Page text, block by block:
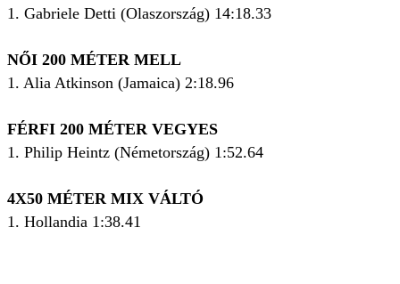
1. Gabriele Detti (Olaszország) 14:18.33
NŐI 200 MÉTER MELL
1. Alia Atkinson (Jamaica) 2:18.96
FÉRFI 200 MÉTER VEGYES
1. Philip Heintz (Németország) 1:52.64
4X50 MÉTER MIX VÁLTÓ
1. Hollandia 1:38.41